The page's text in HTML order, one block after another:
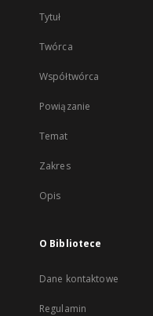
Tytuł
Twórca
Współtwórca
Powiązanie
Temat
Zakres
Opis
O Bibliotece
Dane kontaktowe
Regulamin